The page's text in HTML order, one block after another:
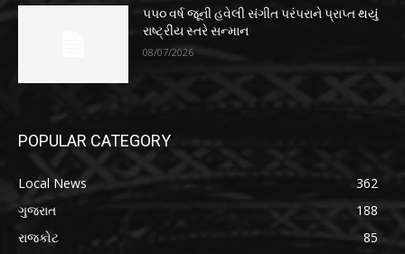
૫૫૦ વર્ષ જૂની હવેલી સંગીત પરંપરાને પ્રાપ્ત થયું
રાષ્ટ્રીય સ્તરે સન્માન
08/07/2026
POPULAR CATEGORY
Local News
362
ગુજરાત
188
રાજકોટ
85